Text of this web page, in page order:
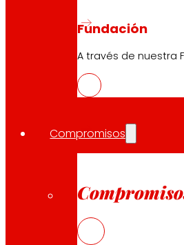
Fundación
A través de nuestra
Compromisos